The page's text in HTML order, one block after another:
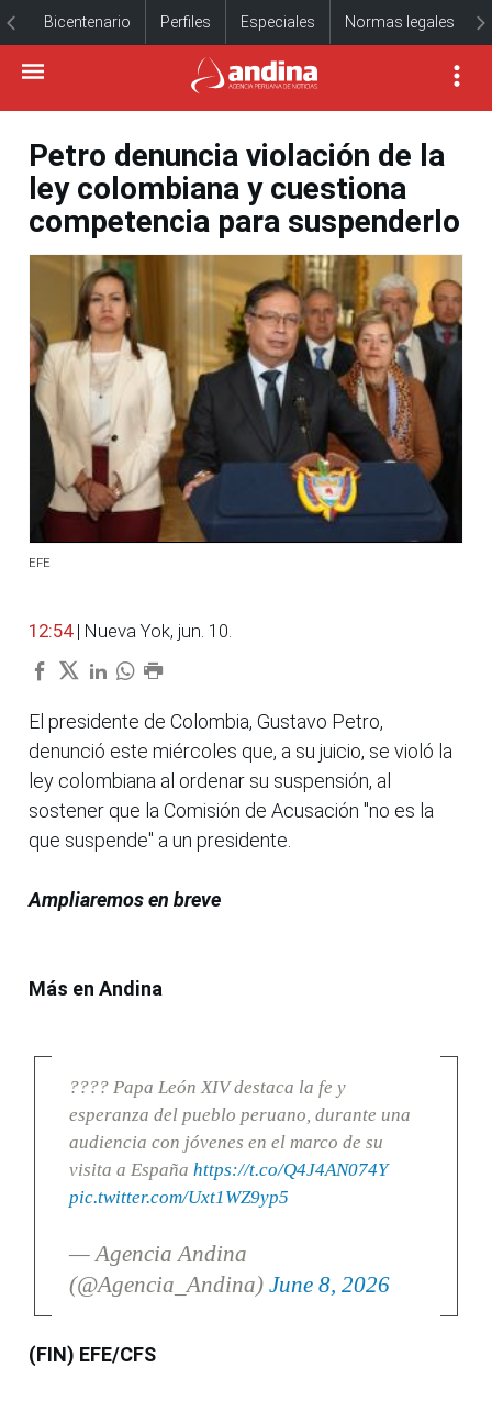
Bicentenario Perfiles Especiales Normas legales
Petro denuncia violación de la
ley colombiana y cuestiona
competencia para suspenderlo
EFE
12:54 | Nueva Yok, jun. 10.
El presidente de Colombia, Gustavo Petro,
denunció este miércoles que, a su juicio, se violó la
ley colombiana al ordenar su suspensión, al
sostener que la Comisión de Acusación "no es la
que suspende" a un presidente.
Ampliaremos en breve
Más en Andina
???? Papa León XIV destaca la fe y
esperanza del pueblo peruano, durante una
audiencia con jóvenes en el marco de su
visita a España https://t.co/Q4J4AN074Y
pic.twitter.com/Uxt1WZ9yp5
— Agencia Andina
(@Agencia_Andina) June 8, 2026
(FIN) EFE/CFS